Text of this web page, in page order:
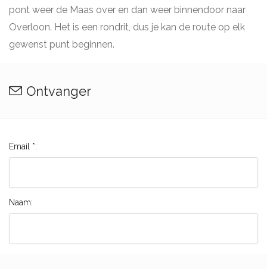
pont weer de Maas over en dan weer binnendoor naar
Overloon. Het is een rondrit, dus je kan de route op elk
gewenst punt beginnen.
Ontvanger
Email *:
Naam: